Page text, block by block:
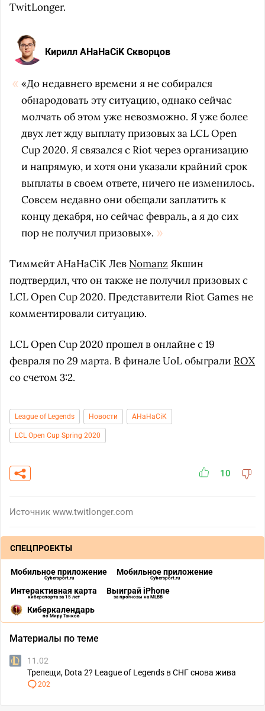
TwitLonger.
Кирилл AHaHaCiK Скворцов
«До недавнего времени я не собирался
обнародовать эту ситуацию, однако сейчас
молчать об этом уже невозможно. Я уже более
двух лет жду выплату призовых за LCL Open
Cup 2020. Я связался с Riot через организацию
и напрямую, и хотя они указали крайний срок
выплаты в своем ответе, ничего не изменилось.
Совсем недавно они обещали заплатить к
концу декабря, но сейчас февраль, а я до сих
пор не получил призовых».
Тиммейт AHaHaCiK Лев Nomanz Якшин
подтвердил, что он также не получил призовых с
LCL Open Cup 2020. Представители Riot Games не
комментировали ситуацию.
LCL Open Cup 2020 прошел в онлайне с 19
февраля по 29 марта. В финале UoL обыграли ROX
со счетом 3:2.
League of Legends Новости AHaHaCiK
LCL Open Cup Spring 2020
10
Источник www.twitlonger.com
СПЕЦПРОЕКТЫ
Мобильное приложение
Cybersport.ru
Мобильное приложение
Cybersport.ru
Интерактивная карта
киберспорта за 15 лет
Выиграй iPhone
за прогнозы на MLBB
Киберкалендарь
по Миру Танков
Материалы по теме
11.02
Трепещи, Dota 2? League of Legends в СНГ снова жива
202